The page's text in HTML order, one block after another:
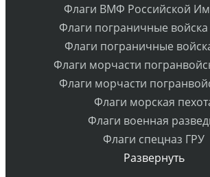
Флаги ВМФ Российской
Флаги пограничные
Флаги пограничные
Флаги морчасти
Флаги морчасти
Флаги морская
Флаги военная
Флаги спецназ ГРУ
Развернуть